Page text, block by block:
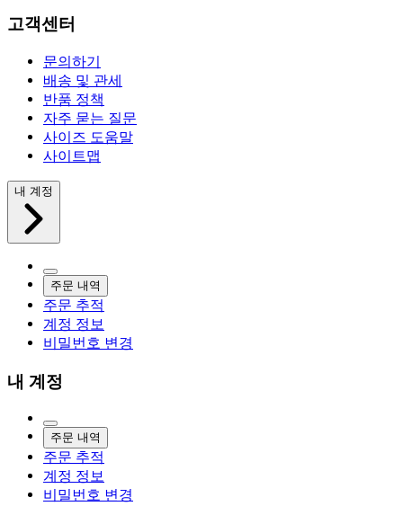
고객센터
문의하기
배송 및 관세
반품 정책
자주 묻는 질문
사이즈 도움말
사이트맵
내 계정
주문 내역
주문 추적
계정 정보
비밀번호 변경
내 계정
주문 내역
주문 추적
계정 정보
비밀번호 변경